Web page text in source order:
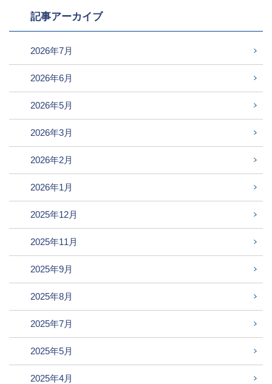
記事アーカイブ
2026年7月
2026年6月
2026年5月
2026年3月
2026年2月
2026年1月
2025年12月
2025年11月
2025年9月
2025年8月
2025年7月
2025年5月
2025年4月